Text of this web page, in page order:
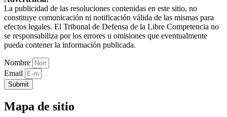
La publicidad de las resoluciones contenidas en este sitio, no
constituye comunicación ni notificación válida de las mismas para
efectos legales. El Tribunal de Defensa de la Libre Competencia no
se responsabiliza por los errores u omisiones que eventualmente
pueda contener la información publicada.
Nombre
Email
Submit
Mapa de sitio